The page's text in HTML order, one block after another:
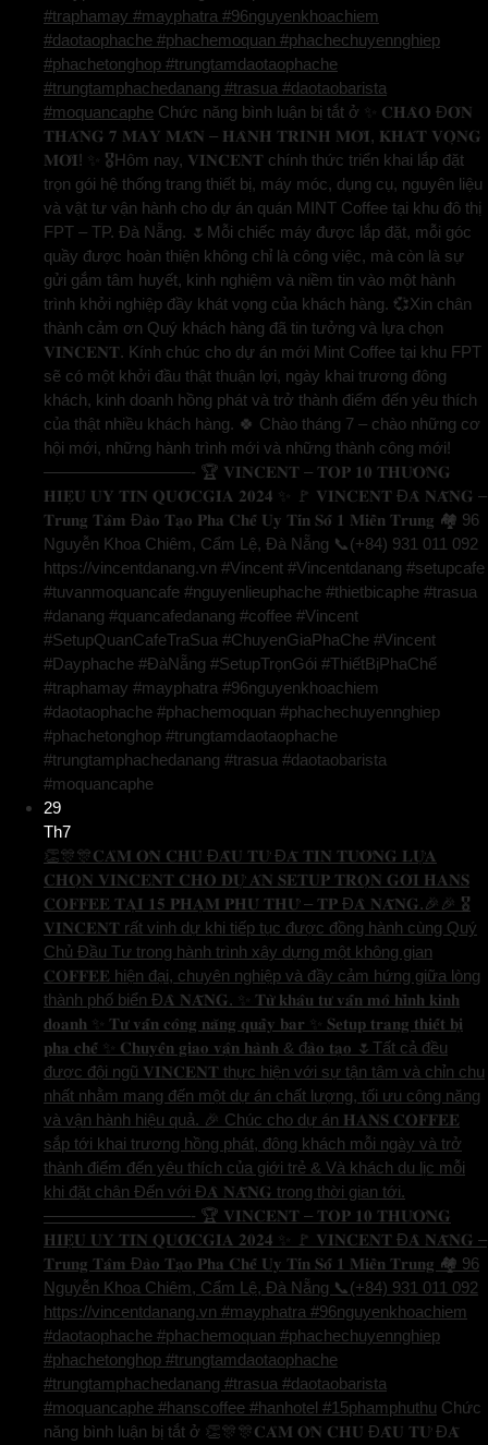
#traphamay #mayphatra #96nguyenkhoachiem
#daotaophache #phachemoquan #phachechuyennghiep
#phachetonghop #trungtamdaotaophache
#trungtamphachedanang #trasua #daotaobarista
#moquancaphe Chức năng bình luận bị tắt ở ✨ 𝐂𝐇𝐀̀𝐎 Đ𝐎́𝐍
𝐓𝐇𝐀́𝐍𝐆 𝟕 𝐌𝐀𝐘 𝐌𝐀̆́𝐍 – 𝐇𝐀̀𝐍𝐇 𝐓𝐑𝐈̀𝐍𝐇 𝐌𝐎̛́𝐈, 𝐊𝐇𝐀́𝐓 𝐕𝐎̣𝐍𝐆
𝐌𝐎̛́𝐈! ✨ 🎖️Hôm nay, 𝐕𝐈𝐍𝐂𝐄𝐍𝐓 chính thức triển khai lắp đặt
trọn gói hệ thống trang thiết bị, máy móc, dụng cụ, nguyên liệu
và vật tư vận hành cho dự án quán MINT Coffee tại khu đô thị
FPT – TP. Đà Nẵng. 🌷Mỗi chiếc máy được lắp đặt, mỗi góc
quầy được hoàn thiện không chỉ là công việc, mà còn là sự
gửi gắm tâm huyết, kinh nghiệm và niềm tin vào một hành
trình khởi nghiệp đầy khát vọng của khách hàng. 💞Xin chân
thành cảm ơn Quý khách hàng đã tin tưởng và lựa chọn
𝐕𝐈𝐍𝐂𝐄𝐍𝐓. Kính chúc cho dự án mới Mint Coffee tại khu FPT
sẽ có một khởi đầu thật thuận lợi, ngày khai trương đông
khách, kinh doanh hồng phát và trở thành điểm đến yêu thích
của thật nhiều khách hàng. 🍀 Chào tháng 7 – chào những cơ
hội mới, những hành trình mới và những thành công mới!
—————————- 🏆 𝐕𝐈𝐍𝐂𝐄𝐍𝐓 – 𝐓𝐎𝐏 𝟏𝟎 𝐓𝐇𝐔̛𝐎̛𝐍𝐆
𝐇𝐈𝐄̣̂𝐔 𝐔𝐘 𝐓𝐈́𝐍 𝐐𝐔𝐎̂́𝐂𝐆𝐈𝐀 𝟐𝟎𝟐𝟒 ✨ 🚩 𝐕𝐈𝐍𝐂𝐄𝐍𝐓 Đ𝐀̀ 𝐍𝐀̆̃𝐍𝐆 –
𝐓𝐫𝐮𝐧𝐠 𝐓𝐚̂𝐦 Đ𝐚̀𝐨 𝐓𝐚̣𝐨 𝐏𝐡𝐚 𝐂𝐡𝐞̂́ 𝐔𝐲 𝐓𝐢́𝐧 𝐒𝐨̂́ 𝟏 𝐌𝐢𝐞̂̀𝐧 𝐓𝐫𝐮𝐧𝐠 🏘️ 96
Nguyễn Khoa Chiêm, Cẩm Lệ, Đà Nẵng 📞(+84) 931 011 092
https://vincentdanang.vn #Vincent #Vincentdanang #setupcafe
#tuvanmoquancafe #nguyenlieuphache #thietbicaphe #trasua
#danang #quancafedanang #coffee #Vincent
#SetupQuanCafeTraSua #ChuyenGiaPhaChe #Vincent
#Dayphache #ĐàNẵng #SetupTrọnGói #ThiếtBịPhaChế
#traphamay #mayphatra #96nguyenkhoachiem
#daotaophache #phachemoquan #phachechuyennghiep
#phachetonghop #trungtamdaotaophache
#trungtamphachedanang #trasua #daotaobarista
#moquancaphe
29
Th7
👏🎊🎊𝐂𝐀̉𝐌 𝐎̛𝐍 𝐂𝐇𝐔̉ Đ𝐀̂̀𝐔 𝐓𝐔̛ Đ𝐀̃ 𝐓𝐈𝐍 𝐓𝐔̛𝐎̛̉𝐍𝐆 𝐋𝐔̛̣𝐀
𝐂𝐇𝐎̣𝐍 𝐕𝐈𝐍𝐂𝐄𝐍𝐓 𝐂𝐇𝐎 𝐃𝐔̛̣ 𝐀́𝐍 𝐒𝐄𝐓𝐔𝐏 𝐓𝐑𝐎̣𝐍 𝐆𝐎́𝐈 𝐇𝐀𝐍𝐒
𝐂𝐎𝐅𝐅𝐄𝐄 𝐓𝐀̣𝐈 𝟏𝟓 𝐏𝐇𝐀̣𝐌 𝐏𝐇𝐔́ 𝐓𝐇𝐔̛́ – 𝐓𝐏 Đ𝐀̀ 𝐍𝐀̆̃𝐍𝐆.🎉🎉 🎖️
𝐕𝐈𝐍𝐂𝐄𝐍𝐓 rất vinh dự khi tiếp tục được đồng hành cùng Quý
Chủ Đầu Tư trong hành trình xây dựng một không gian
𝐂𝐎𝐅𝐅𝐄𝐄 hiện đại, chuyên nghiệp và đầy cảm hứng giữa lòng
thành phố biển Đ𝐀̀ 𝐍𝐀̆̃𝐍𝐆. ✨ 𝐓𝐮̛̀ 𝐤𝐡𝐚̂𝐮 𝐭𝐮̛ 𝐯𝐚̂́𝐧 𝐦𝐨̂ 𝐡𝐢̀𝐧𝐡 𝐤𝐢𝐧𝐡
𝐝𝐨𝐚𝐧𝐡 ✨ 𝐓𝐮̛ 𝐯𝐚̂́𝐧 𝐜𝐨̂𝐧𝐠 𝐧𝐚̆𝐧𝐠 𝐪𝐮𝐚̂̀𝐲 𝐛𝐚𝐫 ✨ 𝐒𝐞𝐭𝐮𝐩 𝐭𝐫𝐚𝐧𝐠 𝐭𝐡𝐢𝐞̂́𝐭 𝐛𝐢̣
𝐩𝐡𝐚 𝐜𝐡𝐞̂́ ✨ 𝐂𝐡𝐮𝐲𝐞̂̉𝐧 𝐠𝐢𝐚𝐨 𝐯𝐚̣̂𝐧 𝐡𝐚̀𝐧𝐡 & đ𝐚̀𝐨 𝐭𝐚̣𝐨 🌷Tất cả đều
được đội ngũ 𝐕𝐈𝐍𝐂𝐄𝐍𝐓 thực hiện với sự tận tâm và chỉn chu
nhất nhằm mang đến một dự án chất lượng, tối ưu công năng
và vận hành hiệu quả. 🎉 Chúc cho dự án 𝐇𝐀𝐍𝐒 𝐂𝐎𝐅𝐅𝐄𝐄
sắp tới khai trương hồng phát, đông khách mỗi ngày và trở
thành điểm đến yêu thích của giới trẻ & Và khách du lịc mỗi
khi đặt chân Đến với Đ𝐀̀ 𝐍𝐀̆̃𝐍𝐆 trong thời gian tới.
—————————- 🏆 𝐕𝐈𝐍𝐂𝐄𝐍𝐓 – 𝐓𝐎𝐏 𝟏𝟎 𝐓𝐇𝐔̛𝐎̛𝐍𝐆
𝐇𝐈𝐄̣̂𝐔 𝐔𝐘 𝐓𝐈́𝐍 𝐐𝐔𝐎̂́𝐂𝐆𝐈𝐀 𝟐𝟎𝟐𝟒 ✨ 🚩 𝐕𝐈𝐍𝐂𝐄𝐍𝐓 Đ𝐀̀ 𝐍𝐀̆̃𝐍𝐆 –
𝐓𝐫𝐮𝐧𝐠 𝐓𝐚̂𝐦 Đ𝐚̀𝐨 𝐓𝐚̣𝐨 𝐏𝐡𝐚 𝐂𝐡𝐞̂́ 𝐔𝐲 𝐓𝐢́𝐧 𝐒𝐨̂́ 𝟏 𝐌𝐢𝐞̂̀𝐧 𝐓𝐫𝐮𝐧𝐠 🏘️ 96
Nguyễn Khoa Chiêm, Cẩm Lệ, Đà Nẵng 📞(+84) 931 011 092
https://vincentdanang.vn #mayphatra #96nguyenkhoachiem
#daotaophache #phachemoquan #phachechuyennghiep
#phachetonghop #trungtamdaotaophache
#trungtamphachedanang #trasua #daotaobarista
#moquancaphe #hanscoffee #hanhotel #15phamphuthu Chức
năng bình luận bị tắt ở 👏🎊🎊𝐂𝐀̉𝐌 𝐎̛𝐍 𝐂𝐇𝐔̉ Đ𝐀̂̀𝐔 𝐓𝐔̛ Đ𝐀̃